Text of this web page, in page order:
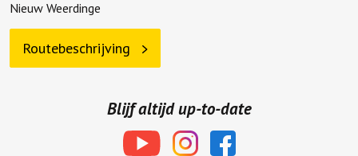
Blijf altijd up-to-date
Nieuw Weerdinge
Routebeschrijving